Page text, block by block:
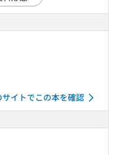
イトでこの本を確認